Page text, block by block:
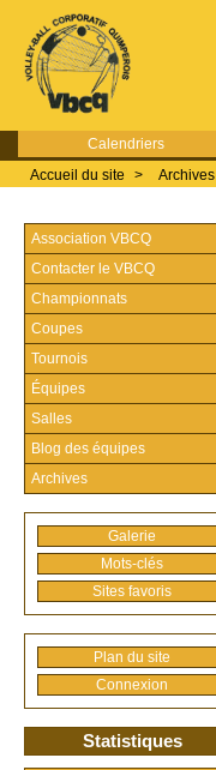
Calendriers
Accueil du site
> Archives
Association VBCQ
Contacter le VBCQ
Championnats
Coupes
Tournois
Équipes
Salles
Blog des équipes
Archives
Galerie
Mots-clés
Sites favoris
Plan du site
Connexion
Statistiques